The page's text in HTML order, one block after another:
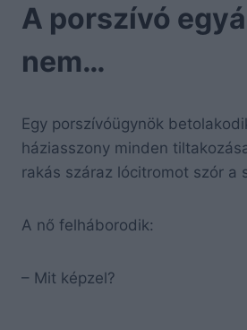
A porszívó
nem…
Egy porszívóügynök
háziasszony minden
rakás száraz lócitromot szór a
A nő felháborodik:
– Mit képzel?